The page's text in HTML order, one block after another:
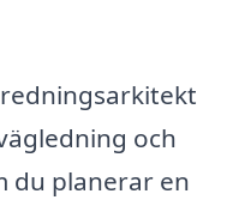
och
du planerar en